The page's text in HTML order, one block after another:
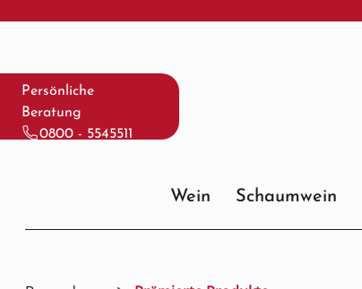
Hauptinhalt springen
Zur Suche springen
Zur Hauptnavigation springen
Persönliche
Beratung
0800 - 5545511
Wein Schaumwein